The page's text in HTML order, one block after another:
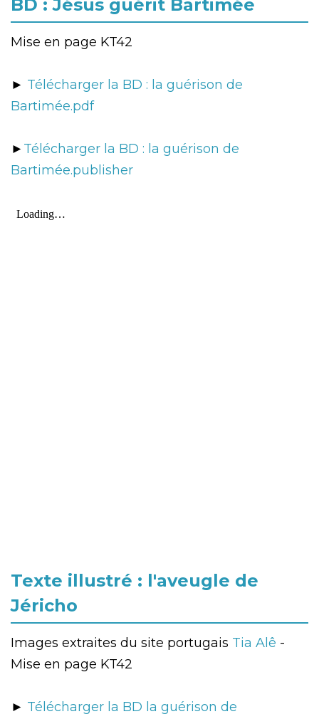
BD : Jésus guérit Bartimée
Mise en page KT42
► Télécharger la BD : la guérison de
Bartimée.pdf
► Télécharger la BD : la guérison de
Bartimée.publisher
Texte illustré : l'aveugle de
Jéricho
Images extraites du site portugais Tia Alê -
Mise en page KT42
► Télécharger la BD la guérison de